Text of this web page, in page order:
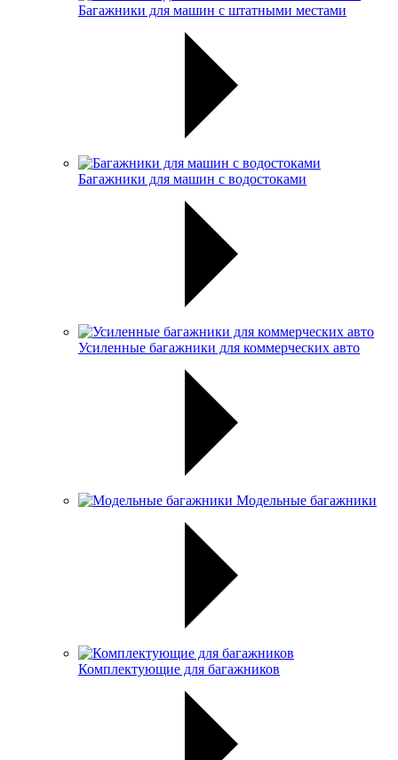
Багажники для машин с штатными местами
Багажники для машин с водостоками
Усиленные багажники для коммерческих авто
Модельные багажники
Комплектующие для багажников